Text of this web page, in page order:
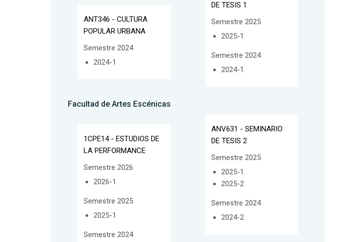
ANT346 - CULTURA
POPULAR URBANA
Semestre 2024
2024-1
Facultad de Artes Escénicas
1CPE14 - ESTUDIOS DE
LA PERFORMANCE
Semestre 2026
2026-1
Semestre 2025
2025-1
Semestre 2024
DE TESIS 1
Semestre 2025
2025-1
Semestre 2024
2024-1
ANV631 - SEMINARIO
DE TESIS 2
Semestre 2025
2025-1
2025-2
Semestre 2024
2024-2